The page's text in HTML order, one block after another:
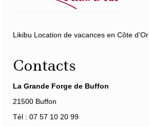
Likibu Location de vacances en Côte d’Or
Contacts
La Grande Forge de Buffon
21500 Buffon
Tél : 07 57 10 20 99